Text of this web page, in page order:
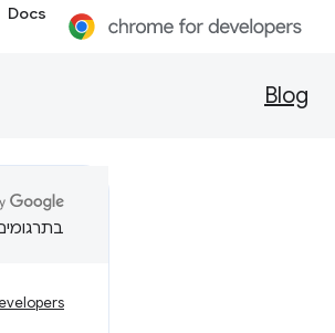
Docs
Blog